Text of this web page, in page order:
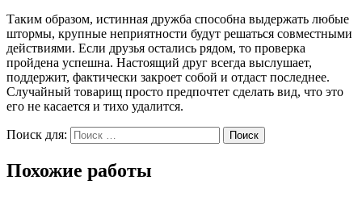
Таким образом, истинная дружба способна выдержать любые
штормы, крупные неприятности будут решаться совместными
действиями. Если друзья остались рядом, то проверка
пройдена успешна. Настоящий друг всегда выслушает,
поддержит, фактически закроет собой и отдаст последнее.
Случайный товарищ просто предпочтет сделать вид, что это
его не касается и тихо удалится.
Поиск для: Поиск
Похожие работы